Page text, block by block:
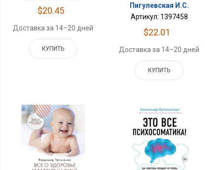
$20.45
Доставка за 14–20 дней
КУПИТЬ
Пигулевская И.С.
Артикул: 1397458
$22.01
Доставка за 14–20 дней
КУПИТЬ